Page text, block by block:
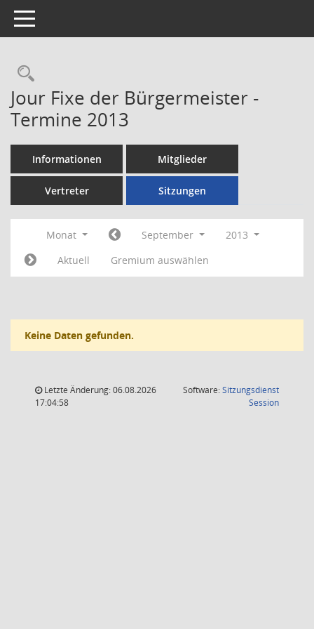
Toggle navigation
Rechercheauswahl
Jour Fixe der Bürgermeister -
Termine 2013
Informationen Mitglieder
Vertreter Sitzungen
Monat September
2013
Aktuell
Gremium auswählen
Keine Daten gefunden.
Letzte Änderung: 06.08.2026
17:04:58
Software:Sitzungsdienst
Session(Wird in